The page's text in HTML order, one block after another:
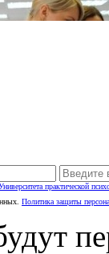
практической
Политика защиты